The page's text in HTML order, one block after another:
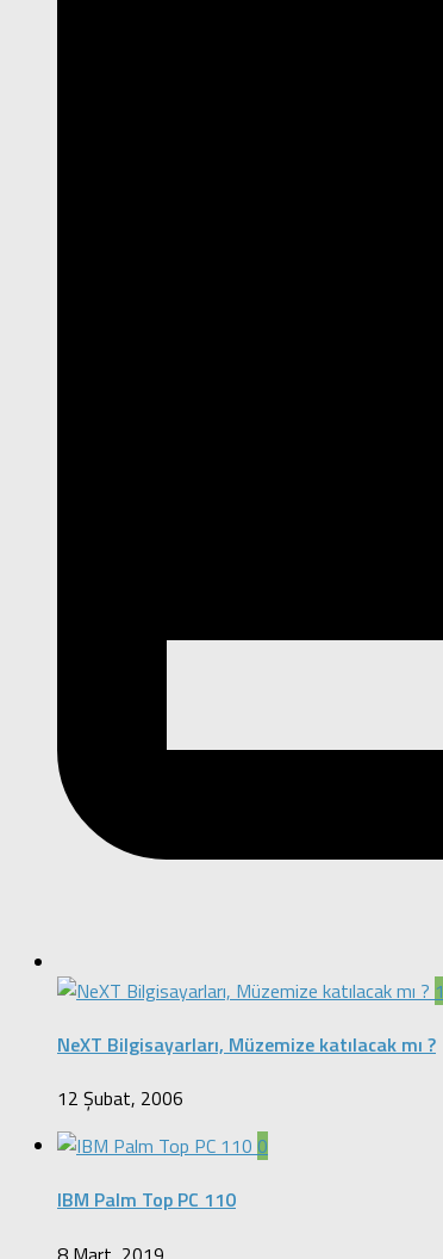
1
NeXT Bilgisayarları, Müzemize katılacak mı ?
12 Şubat, 2006
0
IBM Palm Top PC 110